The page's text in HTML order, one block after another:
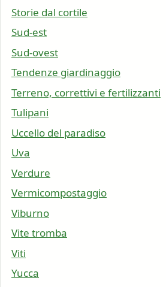
Storie dal cortile
Sud-est
Sud-ovest
Tendenze giardinaggio
Terreno, correttivi e fertilizzanti
Tulipani
Uccello del paradiso
Uva
Verdure
Vermicompostaggio
Viburno
Vite tromba
Viti
Yucca